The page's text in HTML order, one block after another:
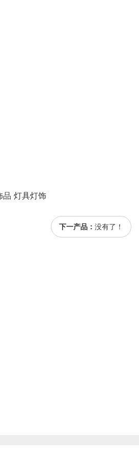
品 灯具灯饰
下一产品： 没有了！